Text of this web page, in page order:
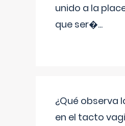
unido a la
que ser�...
¿Qué observa
en el tacto